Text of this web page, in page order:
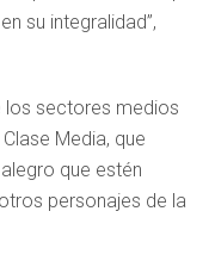
su integralidad”,
los sectores medios
Media, que
que estén
personajes de la